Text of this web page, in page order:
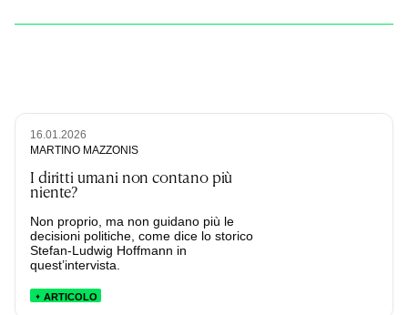
16.01.2026
MARTINO MAZZONIS
I diritti umani non contano più
niente?
Non proprio, ma non guidano più le
decisioni politiche, come dice lo storico
Stefan-Ludwig Hoffmann in
quest’intervista.
ARTICOLO